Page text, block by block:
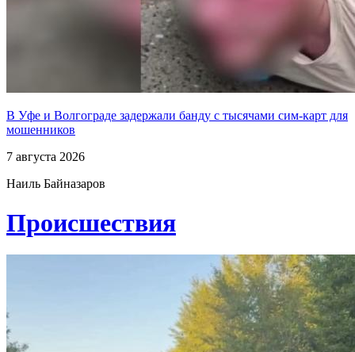
В Уфе и Волгограде задержали банду с тысячами сим-карт для
мошенников
7 августа 2026
Наиль Байназаров
Проиcшествия